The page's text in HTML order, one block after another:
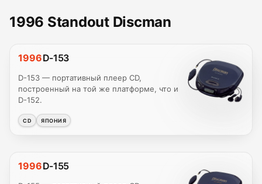
1996 Standout Discman
1996D-153
D-153 — портативный плеер CD,
построенный на той же платформе, что и
D-152.
CD ЯПОНИЯ
1996D-155